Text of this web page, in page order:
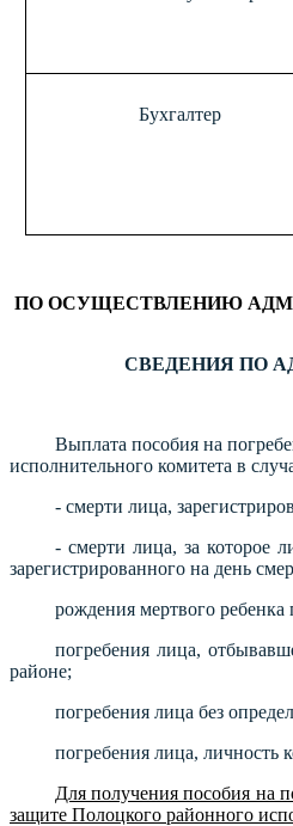
Бухгалтер
ПО ОСУЩЕСТВЛЕНИЮ
СВЕДЕНИЯ ПО
Выплата пособия на
исполнительного комитета в
- смерти лица,
- смерти лица, за которое
зарегистрированного на день
рождения мертвого
погребения лица,
районе;
погребения лица без
погребения лица, личность
Для получения пособия на
защите Полоцкого районного